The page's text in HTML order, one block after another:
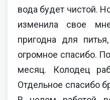
вода будет чистой.
изменила свое
пригодна для
огромное спасибо.
месяц. Колодец
Отдельное спасибо